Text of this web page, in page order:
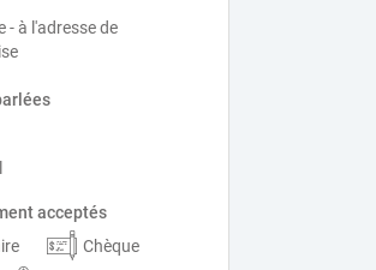
- à l'adresse de
acceptés
Chèque